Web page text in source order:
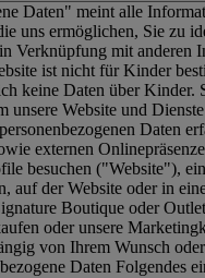
Daten" meint alle
uns ermöglichen, Sie zu
Verknüpfung mit anderen
ist nicht für Kinder
keine Daten über Kinder.
unsere Website und
Daten
externen
besuchen ("Website"),
auf der Website oder in
Boutique oder
oder unsere
von Ihrem Wunsch
Daten Folgendes